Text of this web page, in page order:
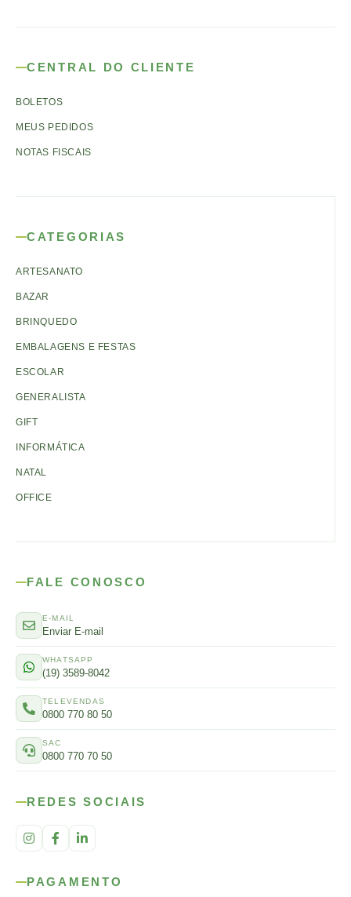
CENTRAL DO CLIENTE
BOLETOS
MEUS PEDIDOS
NOTAS FISCAIS
CATEGORIAS
ARTESANATO
BAZAR
BRINQUEDO
EMBALAGENS E FESTAS
ESCOLAR
GENERALISTA
GIFT
INFORMÁTICA
NATAL
OFFICE
FALE CONOSCO
E-MAIL
Enviar E-mail
WHATSAPP
(19) 3589-8042
TELEVENDAS
0800 770 80 50
SAC
0800 770 70 50
REDES SOCIAIS
PAGAMENTO